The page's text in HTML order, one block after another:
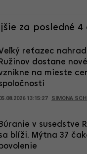
za posledné 4
reťazec
Ružinov dostane
na mieste
13:15:27 SIMONA
Búranie v susedstve
blíži. Mýtna 37